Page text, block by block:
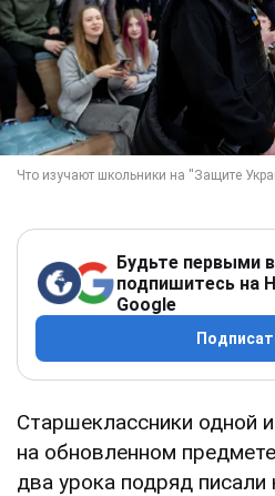
Будьте первыми
подпишитесь на
Google
Старшеклассники одной
на обновленном предмете
два урока подряд писали